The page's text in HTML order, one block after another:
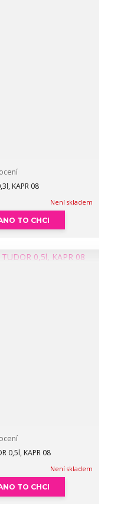
KAPR 08
Není skladem
TO CHCI
0,5l, KAPR 08
Není skladem
TO CHCI